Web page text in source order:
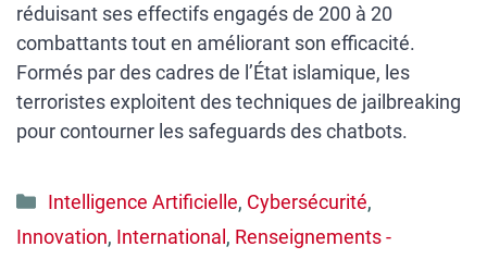
réduisant ses effectifs engagés de 200 à 20
combattants tout en améliorant son efficacité.
Formés par des cadres de l’État islamique, les
terroristes exploitent des techniques de jailbreaking
pour contourner les safeguards des chatbots.
Catégories
Intelligence Artificielle, Cybersécurité,
Innovation, International , Renseignements -